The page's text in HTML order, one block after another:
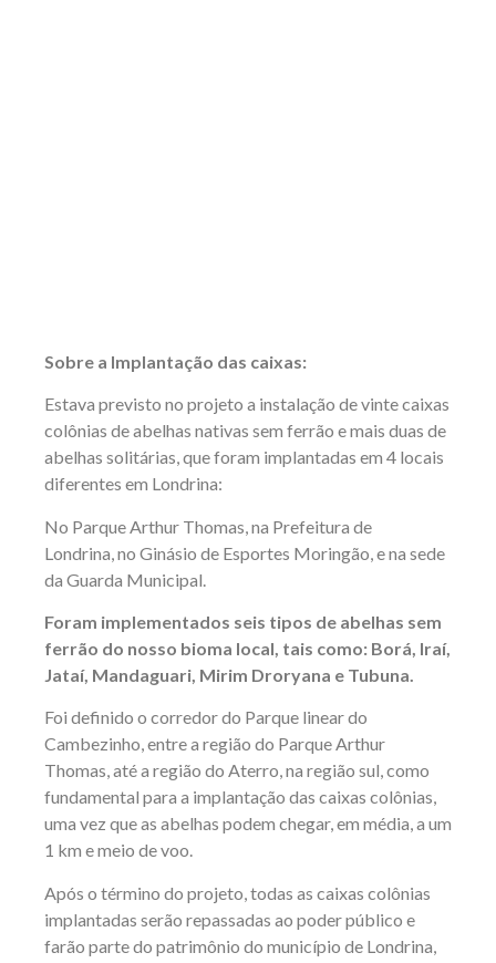
Sobre a Implantação das caixas:
Estava previsto no projeto a instalação de vinte caixas
colônias de abelhas nativas sem ferrão e mais duas de
abelhas solitárias, que foram implantadas em 4 locais
diferentes em Londrina:
No Parque Arthur Thomas, na Prefeitura de
Londrina, no Ginásio de Esportes Moringão, e na sede
da Guarda Municipal.
Foram implementados seis tipos de abelhas sem
ferrão do nosso bioma local, tais como: Borá, Iraí,
Jataí, Mandaguari, Mirim Droryana e Tubuna.
Foi definido o corredor do Parque linear do
Cambezinho, entre a região do Parque Arthur
Thomas, até a região do Aterro, na região sul, como
fundamental para a implantação das caixas colônias,
uma vez que as abelhas podem chegar, em média, a um
1 km e meio de voo.
Após o término do projeto, todas as caixas colônias
implantadas serão repassadas ao poder público e
farão parte do patrimônio do município de Londrina,